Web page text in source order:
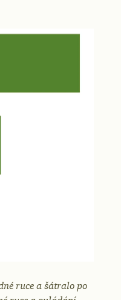
ruce a šátralo po